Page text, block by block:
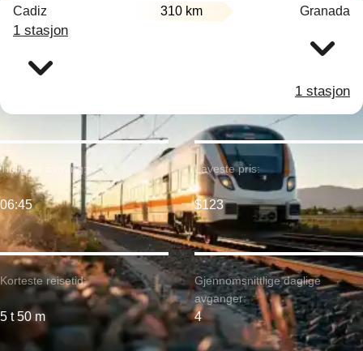
Cadiz 310 km Granada
1 stasjon
1 stasjon
Korteste reisetid:
5 t 50 m
Tidligste avgang:
06:45
Laveste pris:
$123
Gjennomsnittlige daglige
avganger:
4